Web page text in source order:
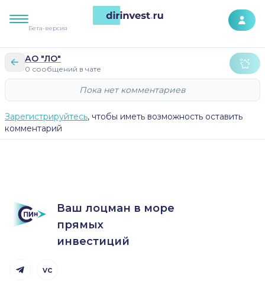
Бета-версия
АО "ЛО"
0 сообщений в чате
Пока нет комментариев
Зарегистрируйтесь, чтобы иметь возможность оставить
комментарий
Ваш лоцман в море
прямых
инвестиций
Telegram канал
vc